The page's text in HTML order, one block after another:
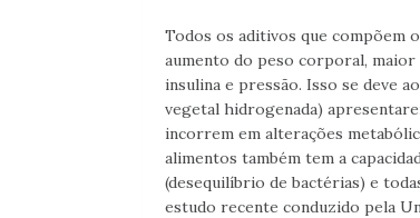
Todos os aditivos que compõem
aumento do peso corporal, maior
insulina e pressão. Isso se deve
vegetal hidrogenada)
incorrem em alterações
alimentos também tem a
(desequilíbrio de bactérias) e
estudo recente conduzido pela